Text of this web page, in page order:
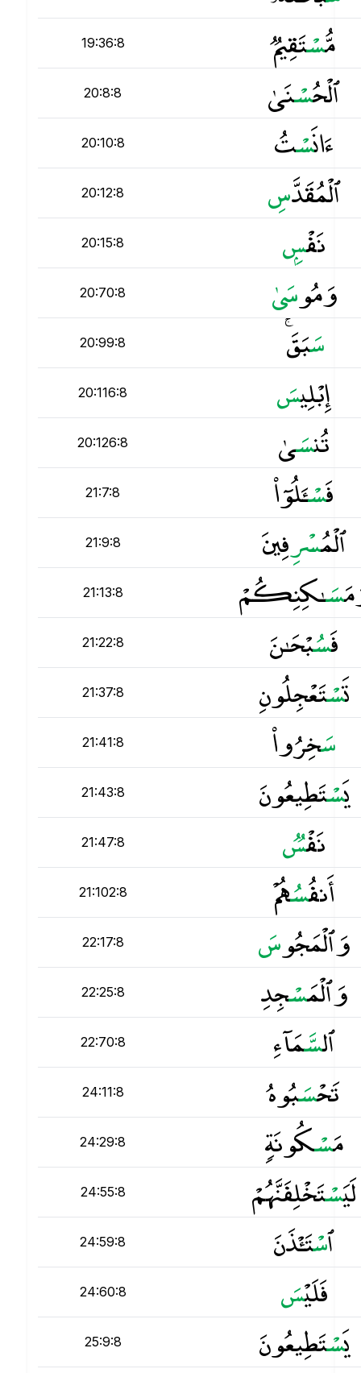
19:36:8 مُّسْتَقِيمٌۭ
20:8:8 ٱلْحُسْنَىٰ
20:10:8 ءَانَسْتُ
20:12:8 ٱلْمُقَدَّس
20:15:8 نَفْس
20:70:8 وَمُوس
20:99:8 سَبَقَ ۚ
20:116:8 إِبْلِيس
20:126:8 تُنسَىٰ
21:7:8 فَسْـَٔلُوٓا۟
21:9:8 ٱلْمُسْرِفِينَ
21:13:8 سَـٰكِنِكُمْ
21:22:8 فَسُبْحَـٰنَ
21:37:8 تَسْتَعْجِلُونِ
21:41:8 سَخِرُوا۟
21:43:8 يَسْتَطِيعُونَ
21:47:8 نَفْس
21:102:8 أَنفُسُهُمْ
22:17:8 وَٱلْمَجُوس
22:25:8 وَٱلْمَسْجِدِ
22:70:8 ٱلسَّمَآءِ
24:11:8 تَحْسَبُوهُ
24:29:8 مَسْكُونَةٍۢ
24:55:8 لَيَسْتَخْلِفَنَّهُمْ
24:59:8 ٱسْتَـْٔذَنَ
24:60:8 فَلَيْس
25:9:8 يَسْتَطِيعُونَ